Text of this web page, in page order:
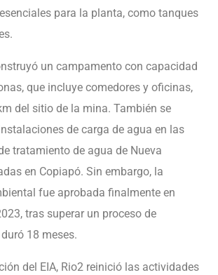
para la planta, como tanques
un campamento con capacidad
que incluye comedores y oficinas,
del sitio de la mina. También se
de carga de agua en las
tratamiento de agua de Nueva
en Copiapó. Sin embargo, la
fue aprobada finalmente en
tras superar un proceso de
18 meses.
del EIA, Rio2 reinició las actividades